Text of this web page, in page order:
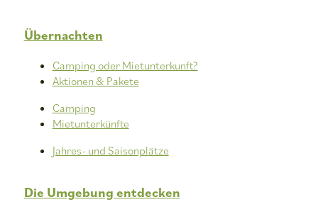
Übernachten
Camping oder Mietunterkunft?
Aktionen & Pakete
Camping
Mietunterkünfte
Jahres- und Saisonplätze
Die Umgebung entdecken